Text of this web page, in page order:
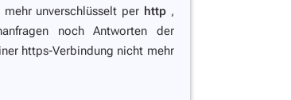
unverschlüsselt per http,
noch Antworten der
https-Verbindung nicht mehr